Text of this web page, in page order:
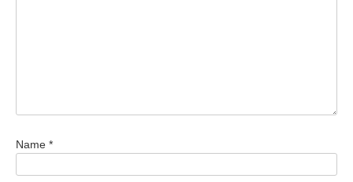
Name *